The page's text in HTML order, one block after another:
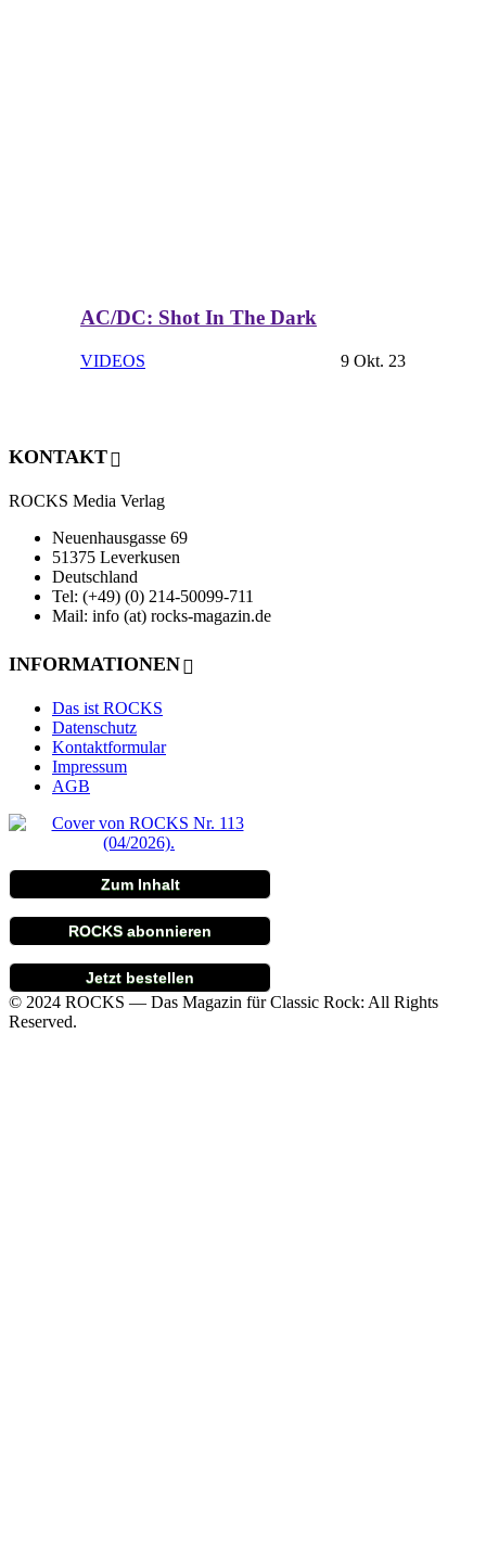
AC/DC: Shot In The Dark
VIDEOS 9 Okt. 23
KONTAKT
ROCKS Media Verlag
Neuenhausgasse 69
51375 Leverkusen
Deutschland
Tel: (+49) (0) 214-50099-711
Mail: info (at) rocks-magazin.de
INFORMATIONEN
Das ist ROCKS
Datenschutz
Kontaktformular
Impressum
AGB
Zum Inhalt
ROCKS abonnieren
Jetzt bestellen
© 2024 ROCKS — Das Magazin für Classic Rock: All Rights
Reserved.